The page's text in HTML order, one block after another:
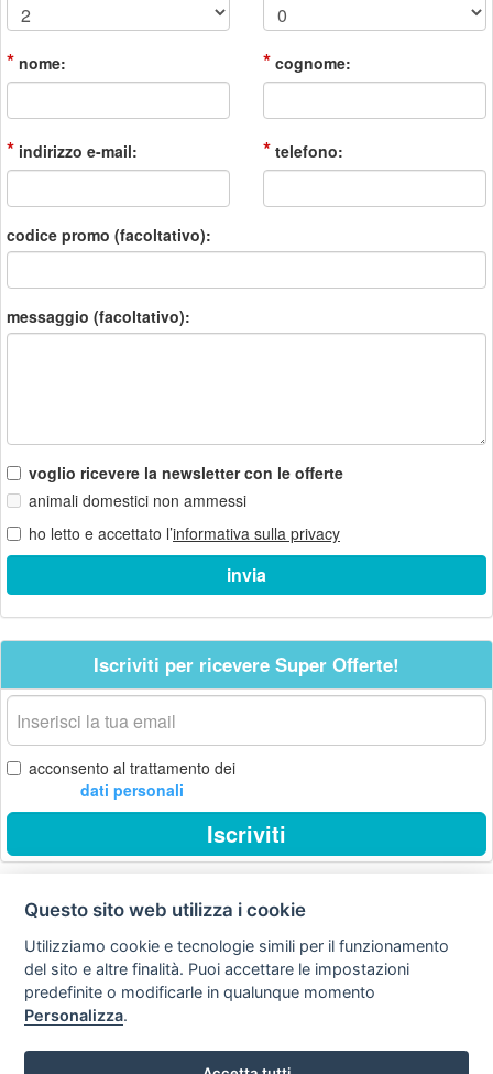
* nome: * cognome:
* indirizzo e-mail: * telefono:
codice promo (facoltativo):
messaggio (facoltativo):
voglio ricevere la newsletter con le offerte
animali domestici non ammessi
ho letto e accettato l’informativa sulla privacy
Iscriviti per ricevere Super Offerte!
La
tua
email
acconsento al trattamento dei
dati personali
Iscriviti
Privacy
policy
Avviso
legale
Preferenze cookie
Copyright © 2008
Questo sito web utilizza i cookie
Utilizziamo cookie e tecnologie simili per il funzionamento
del sito e altre finalità. Puoi accettare le impostazioni
predefinite o modificarle in qualunque momento
Personalizza.